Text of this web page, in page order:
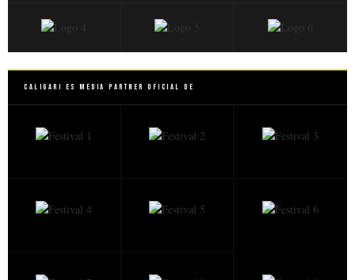
Caligari es Media Partner Oficial de